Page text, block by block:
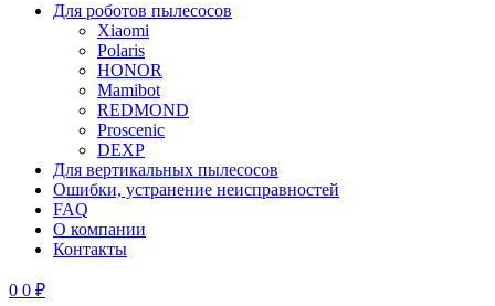
Для роботов пылесосов
Xiaomi
Polaris
HONOR
Mamibot
REDMOND
Proscenic
DEXP
Для вертикальных пылесосов
Ошибки, устранение неисправностей
FAQ
О компании
Контакты
0 0 ₽